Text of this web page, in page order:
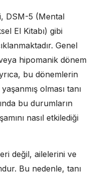
DSM-5 (Mental
El Kitabı) gibi
Genel
hipomanik dönem
bu dönemlerin
olması tanı
bu durumların
nasıl etkilediği
değil, ailelerini ve
Bu nedenle, tanı